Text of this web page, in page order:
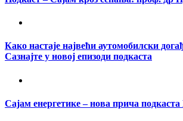
Како настаје највећи аутомобилски
Сазнајте у новој епизоди подкаста
Сајам енергетике – нова прича подкаста